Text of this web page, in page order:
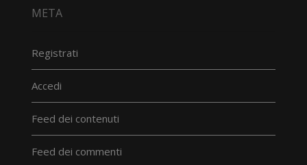
META
Registrati
Accedi
Feed dei contenuti
Feed dei commenti